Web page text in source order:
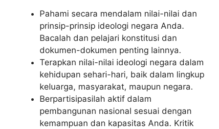
Pahami secara mendalam nilai-nilai dan
prinsip-prinsip ideologi negara Anda.
Bacalah dan pelajari konstitusi dan
dokumen-dokumen penting lainnya.
Terapkan nilai-nilai ideologi negara dalam
kehidupan sehari-hari, baik dalam lingkup
keluarga, masyarakat, maupun negara.
Berpartisipasilah aktif dalam
pembangunan nasional sesuai dengan
kemampuan dan kapasitas Anda. Kritik